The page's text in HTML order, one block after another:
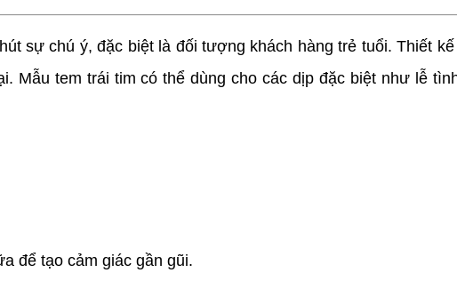
sự chú ý, đặc biệt là đối tượng khách hàng trẻ tuổi. Thiết
Mẫu tem trái tim có thể dùng cho các dịp đặc biệt như lễ
để tạo cảm giác gần gũi.